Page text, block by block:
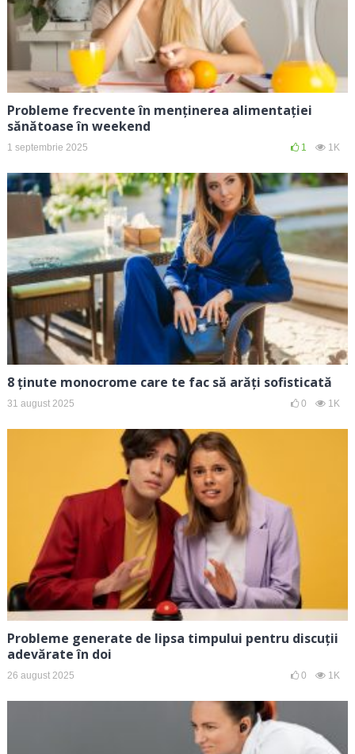
Probleme frecvente în menținerea alimentației
sănătoase în weekend
1 septembrie 2025 1 1K
8 ținute monocrome care te fac să arăți sofisticată
31 august 2025 0 1K
Probleme generate de lipsa timpului pentru discuții
adevărate în doi
26 august 2025 0 1K